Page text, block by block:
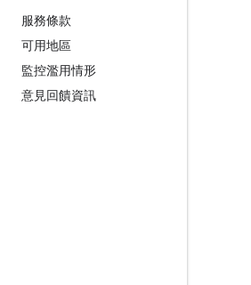
服務條款
可用地區
監控濫用情形
意見回饋資訊